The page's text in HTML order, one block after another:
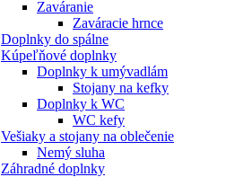
Zaváranie
Zaváracie hrnce
Doplnky do spálne
Kúpeľňové doplnky
Doplnky k umývadlám
Stojany na kefky
Doplnky k WC
WC kefy
Vešiaky a stojany na oblečenie
Nemý sluha
Záhradné doplnky